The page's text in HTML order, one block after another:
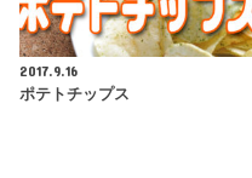
2017.9.16
ポテトチップス